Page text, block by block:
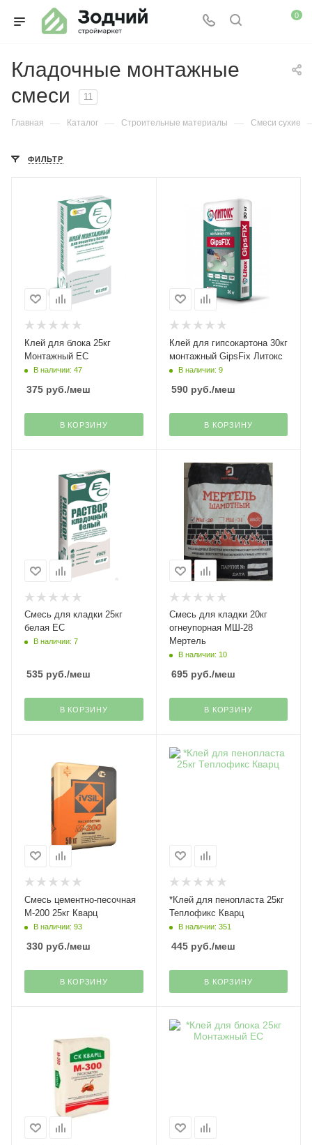
0
Кладочные монтажные
смеси
11
Главная — Каталог — Строительные материалы — Смеси сухие
ФИЛЬТР
Клей для блока 25кг
Монтажный ЕС
В наличии: 47
375 руб./меш
В КОРЗИНУ
Клей для гипсокартона 30кг
монтажный GipsFix Литокс
В наличии: 9
590руб./меш
В КОРЗИНУ
Смесь для кладки 25кг
белая ЕС
В наличии: 7
535 руб./меш
В КОРЗИНУ
Смесь для кладки 20кг
огнеупорная МШ-28
Мертель
В наличии: 10
695руб./меш
В КОРЗИНУ
Смесь цементно-песочная
М-200 25кг Кварц
В наличии: 93
330 руб./меш
В КОРЗИНУ
*Клей для пенопласта 25кг
Теплофикс Кварц
В наличии: 351
445руб./меш
В КОРЗИНУ